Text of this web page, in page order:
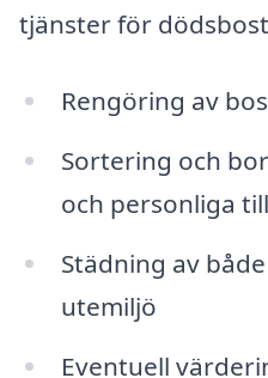
tjänster för
Rengöring av
Sortering och
och personliga
Städning av
utemiljö
Eventuell